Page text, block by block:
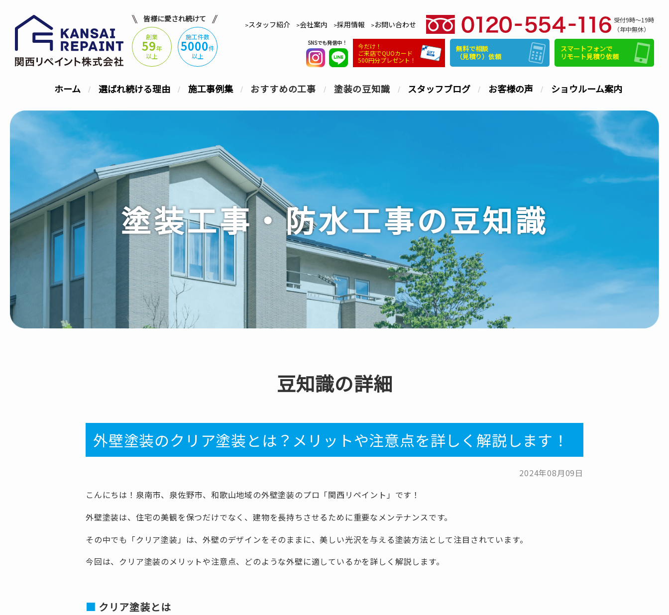
皆様に愛され続けて
創業
59年
以上
施工件数
5000件
以上
スタッフ紹介 会社案内 採用情報 お問い合わせ
受付9時～19時
（年中無休）
SNSでも発信中！
今だけ！
ご来店でQUOカード
500円分プレゼント！
無料で相談
（見積り）依頼
スマートフォンで
リモート見積り依頼
ホーム 選ばれ続ける理由 施工事例集 おすすめの工事 塗装の豆知識 スタッフブログ お客様の声 ショウルーム案内
塗装工事・防水工事の豆知識
豆知識の詳細
外壁塗装のクリア塗装とは？メリットや注意点を詳しく解説します！
2024年08月09日
こんにちは！泉南市、泉佐野市、和歌山地域の外壁塗装のプロ「関西リペイント」です！
外壁塗装は、住宅の美観を保つだけでなく、建物を長持ちさせるために重要なメンテナンスです。
その中でも「クリア塗装」は、外壁のデザインをそのままに、美しい光沢を与える塗装方法として注目されています。
今回は、クリア塗装のメリットや注意点、どのような外壁に適しているかを詳しく解説します。
クリア塗装とは